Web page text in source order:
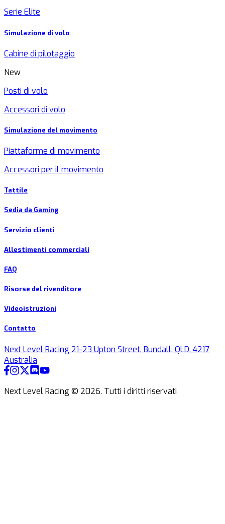
Serie Elite
Simulazione di volo
Cabine di pilotaggio
New
Posti di volo
Accessori di volo
Simulazione del movimento
Piattaforme di movimento
Accessori per il movimento
Tattile
Sedia da Gaming
Servizio clienti
Allestimenti commerciali
FAQ
Risorse del rivenditore
Videoistruzioni
Contatto
Next Level Racing 21-23 Upton Street, Bundall, QLD, 4217
Australia
Next Level Racing © 2026. Tutti i diritti riservati